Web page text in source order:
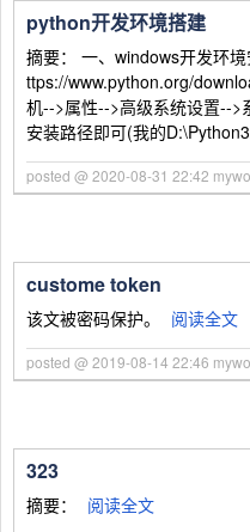
python开发环境搭建
摘要： 一、windows开发环
ttps://www.python.org/
机-->属性-->高级系统设置--
安装路径即可(我的
posted @ 2020-08-31 22:42
custome token
该文被密码保护。 阅读全文
posted @ 2019-08-14 22:46
323
摘要： 阅读全文